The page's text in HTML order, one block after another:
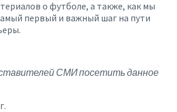
о футболе, а также, как мы
первый и важный шаг на пути
СМИ посетить данное